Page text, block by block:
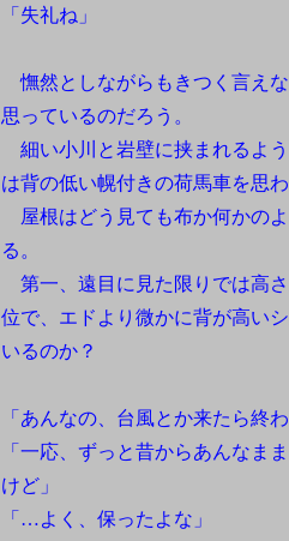
「失礼ね」
憮然としながらもきつく言え
思っているのだろう。
細い小川と岩壁に挟まれるよ
は背の低い幌付きの荷馬車を思わ
屋根はどう見ても布か何かの
る。
第一、遠目に見た限りでは高
位で、エドより微かに背が高い
いるのか？
「あんなの、台風とか来たら終
「一応、ずっと昔からあんなま
けど」
「…よく、保ったよな」